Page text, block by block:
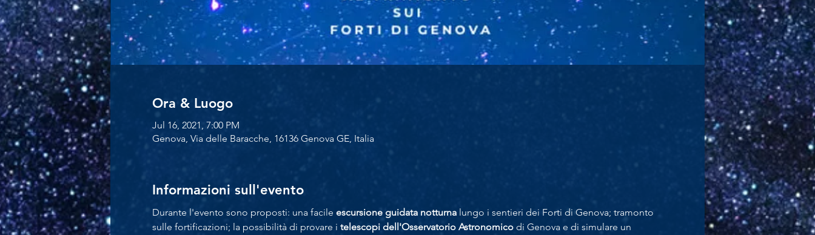
Ora & Luogo
Jul 16, 2021, 7:00 PM
Genova, Via delle Baracche, 16136 Genova GE, Italia
Informazioni sull'evento
Durante l'evento sono proposti: una facile escursione guidata notturna lungo i sentieri dei Forti di Genova; tramonto
sulle fortificazioni; la possibilità di provare i telescopi dell'Osservatorio Astronomico di Genova e di simulare un